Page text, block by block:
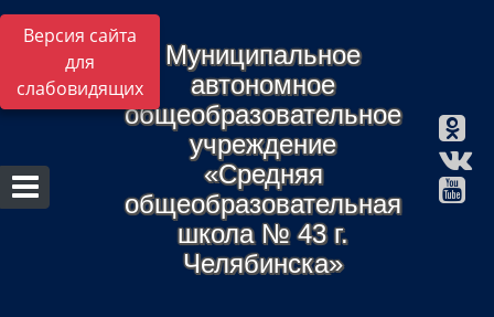
Версия сайта
для
слабовидящих
Муниципальное
автономное
общеобразовательное
учреждение
«Средняя
общеобразовательная
школа № 43 г.
Челябинска»